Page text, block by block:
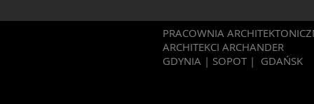
PRACOWNIA
ARCHITEKCI ARCHANDER
GDYNIA | SOPOT | GDAŃSK